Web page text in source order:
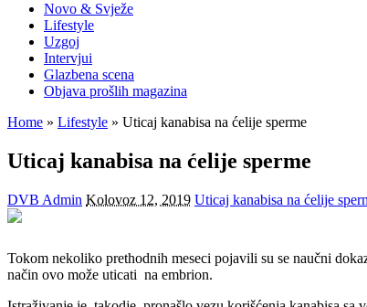
Novo & Svježe
Lifestyle
Uzgoj
Intervjui
Glazbena scena
Objava prošlih magazina
Home » Lifestyle » Uticaj kanabisa na ćelije sperme
Uticaj kanabisa na ćelije sperme
DVB Admin Kolovoz 12, 2019 Uticaj kanabisa na ćelije
Tokom nekoliko prethodnih meseci pojavili su se naučni
način ovo može uticati na embrion.